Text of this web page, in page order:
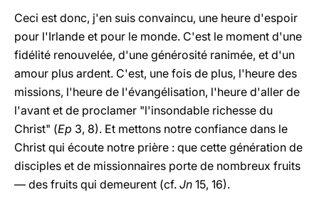
Ceci est donc, j'en suis convaincu, une heure d'espoir
pour l'Irlande et pour le monde. C'est le moment d'une
fidélité renouvelée, d'une générosité ranimée, et d'un
amour plus ardent. C'est, une fois de plus, l'heure des
missions, l'heure de l'évangélisation, l'heure d'aller de
l'avant et de proclamer "l'insondable richesse du
Christ" (Ep 3, 8). Et mettons notre confiance dans le
Christ qui écoute notre prière : que cette génération de
disciples et de missionnaires porte de nombreux fruits
— des fruits qui demeurent (cf. Jn 15, 16).